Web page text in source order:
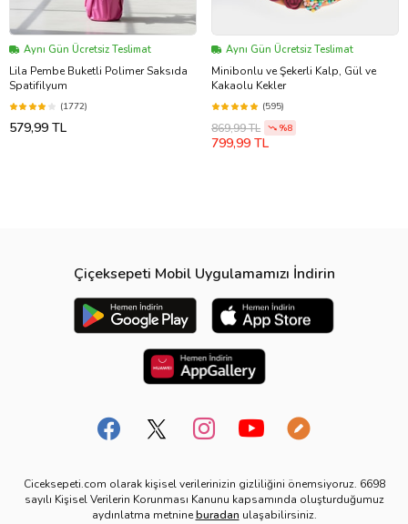
Aynı Gün Ücretsiz Teslimat
Lila Pembe Buketli Polimer Saksıda
Spatifilyum
(1772)
579,99 TL
Aynı Gün Ücretsiz Teslimat
Minibonlu ve Şekerli Kalp, Gül ve
Kakaolu Kekler
(595)
869,99 TL %8
799,99 TL
Çiçeksepeti Mobil Uygulamamızı İndirin
Ciceksepeti.com olarak kişisel verilerinizin gizliliğini önemsiyoruz. 6698
sayılı Kişisel Verilerin Korunması Kanunu kapsamında oluşturduğumuz
aydınlatma metnineburadan ulaşabilirsiniz.